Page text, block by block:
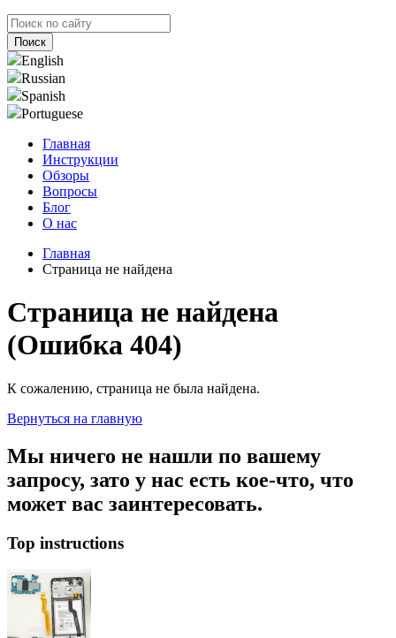
English
Russian
Spanish
Portuguese
Главная
Инструкции
Обзоры
Вопросы
Блог
О нас
Главная
Страница не найдена
Страница не найдена
(Ошибка 404)
К сожалению, страница не была найдена.
Вернуться на главную
Мы ничего не нашли по вашему
запросу, зато у нас есть кое-что, что
может вас заинтересовать.
Top instructions